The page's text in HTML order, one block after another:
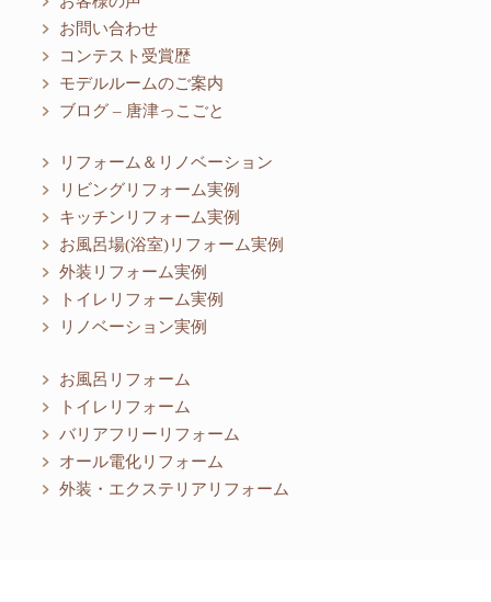
お問い合わせ
コンテスト受賞歴
モデルルームのご案内
ブログ – 唐津っこごと
リフォーム＆リノベーション
リビングリフォーム実例
キッチンリフォーム実例
お風呂場(浴室)リフォーム実例
外装リフォーム実例
トイレリフォーム実例
リノベーション実例
お風呂リフォーム
トイレリフォーム
バリアフリーリフォーム
オール電化リフォーム
外装・エクステリアリフォーム